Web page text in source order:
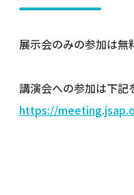
展示会のみの参加は無
講演会への参加は下記
https://